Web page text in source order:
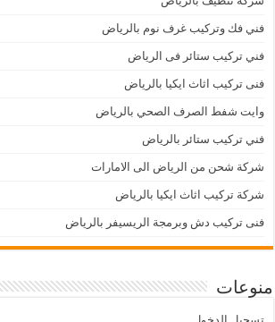
فني فك وتركيب غرف نوم بالرياض
فني تركيب ستائر فى الرياض
فنى تركيب اثاث ايكيا بالرياض
وايت شفط الصرف الصحي بالرياض
فني تركيب ستائر بالرياض
شركة شحن من الرياض الى الامارات
شركة تركيب اثاث ايكيا بالرياض
فنى تركيب دش وبرمجة الريسيفر بالرياض
منوعات